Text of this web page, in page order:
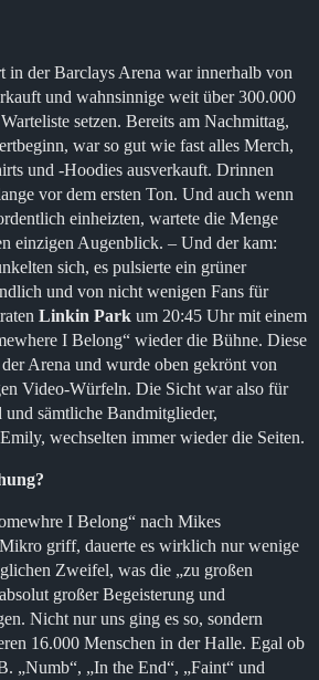
in der Barclays Arena war innerhalb von
und wahnsinnige weit über 300.000
setzen. Bereits am Nachmittag,
war so gut wie fast alles Merch,
und -Hoodies ausverkauft. Drinnen
vor dem ersten Ton. Und auch wenn
einheizten, wartete die Menge
einzigen Augenblick. – Und der kam:
sich, es pulsierte ein grüner
und von nicht wenigen Fans für
Linkin Park um 20:45 Uhr mit einem
I Belong“ wieder die Bühne. Diese
Arena und wurde oben gekrönt von
Video-Würfeln. Die Sicht war also für
und sämtliche Bandmitglieder,
wechselten immer wieder die Seiten.
I Belong“ nach Mikes
griff, dauerte es wirklich nur wenige
Zweifel, was die „zu großen
großer Begeisterung und
Nicht nur uns ging es so, sondern
16.000 Menschen in der Halle. Egal ob
„Numb“, „In the End“, „Faint“ und